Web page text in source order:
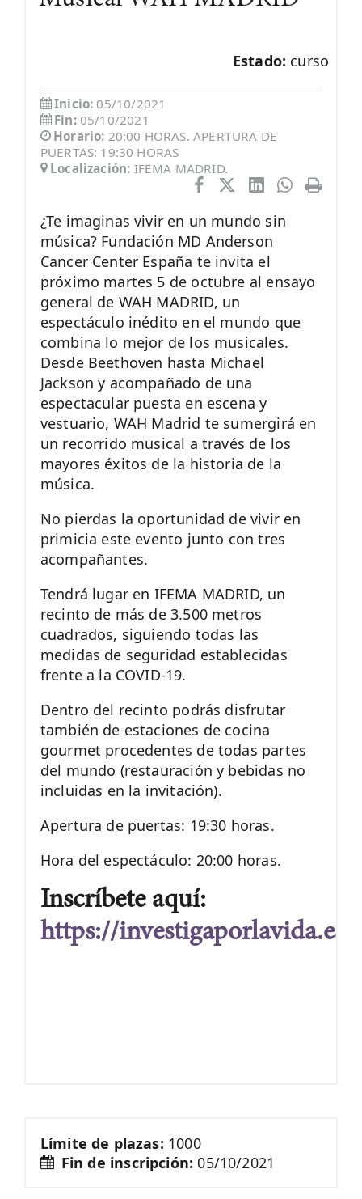
Estado: curso
Inicio:05/10/2021
Fin: 05/10/2021
Horario: 20:00 HORAS. APERTURA DE
PUERTAS: 19:30 HORAS
Localización: IFEMA MADRID.
¿Te imaginas vivir en un mundo sin
música? Fundación MD Anderson
Cancer Center España te invita el
próximo martes 5 de octubre al ensayo
general de WAH MADRID, un
espectáculo inédito en el mundo que
combina lo mejor de los musicales.
Desde Beethoven hasta Michael
Jackson y acompañado de una
espectacular puesta en escena y
vestuario, WAH Madrid te sumergirá en
un recorrido musical a través de los
mayores éxitos de la historia de la
música.
No pierdas la oportunidad de vivir en
primicia este evento junto con tres
acompañantes.
Tendrá lugar en IFEMA MADRID, un
recinto de más de 3.500 metros
cuadrados, siguiendo todas las
medidas de seguridad establecidas
frente a la COVID-19.
Dentro del recinto podrás disfrutar
también de estaciones de cocina
gourmet procedentes de todas partes
del mundo (restauración y bebidas no
incluidas en la invitación).
Apertura de puertas: 19:30 horas.
Hora del espectáculo: 20:00 horas.
Inscríbete aquí:
https://investigaporlavida.es/
Límite de plazas: 1000
Fin de inscripción:05/10/2021